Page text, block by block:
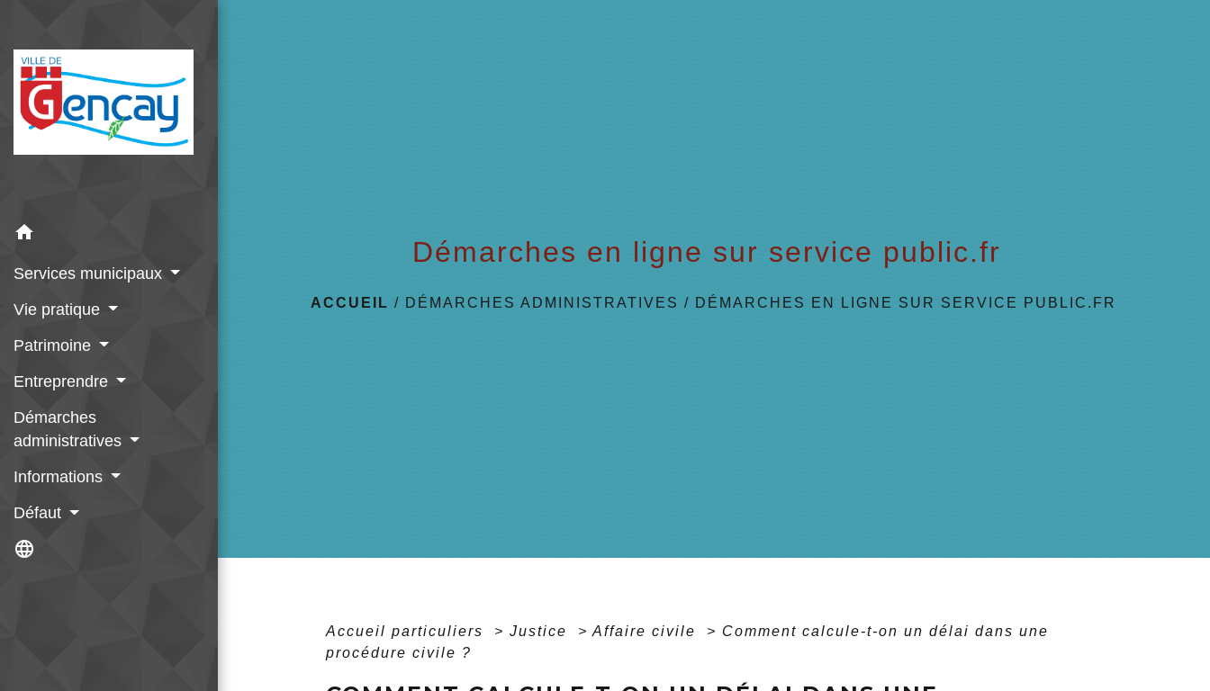
home
Services municipaux
Vie pratique
Patrimoine
Entreprendre
Démarches
administratives
Informations
Défaut
language
Démarches en ligne sur service public.fr
ACCUEIL / DÉMARCHES ADMINISTRATIVES / DÉMARCHES EN LIGNE SUR SERVICE PUBLIC.FR
Accueil particuliers > Justice > Affaire civile > Comment calcule-t-on un délai dans une
procédure civile ?